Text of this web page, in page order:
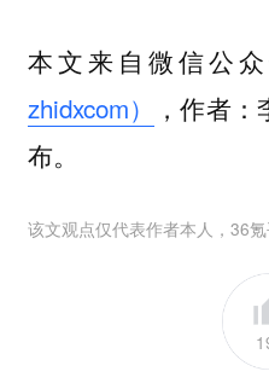
本文来自微信公
zhidxcom）
，作者
布。
该文观点仅代表作者本人，36